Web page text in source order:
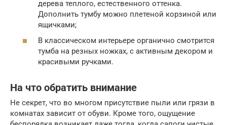
дерева теплого, естественного оттенка.
Дополнить тумбу можно плетеной корзиной или
ящичками;
В классическом интерьере органично смотрится
тумба на резных ножках, с активным декором и
красивыми ручками.
На что обратить внимание
Не секрет, что во многом присутствие пыли или грязи в
комнатах зависит от обуви. Кроме того, ощущение